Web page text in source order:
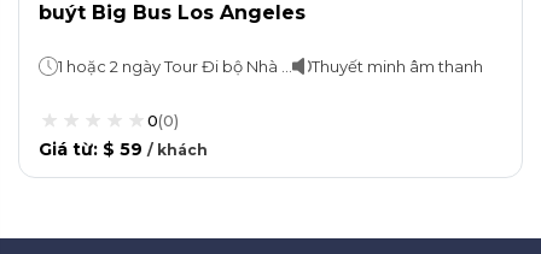
buýt Big Bus Los Angeles
Thuyết minh âm thanh
0(0)
Giá từ: $ 59 / khách